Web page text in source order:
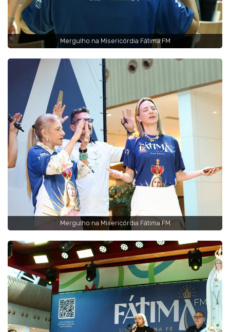
Mergulho na Misericórdia Fátima FM
Mergulho na Misericórdia Fátima FM